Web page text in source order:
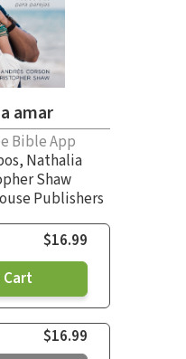
amar
Bible App
, Nathalia
Shaw
Publishers
$16.99
Cart
$16.99